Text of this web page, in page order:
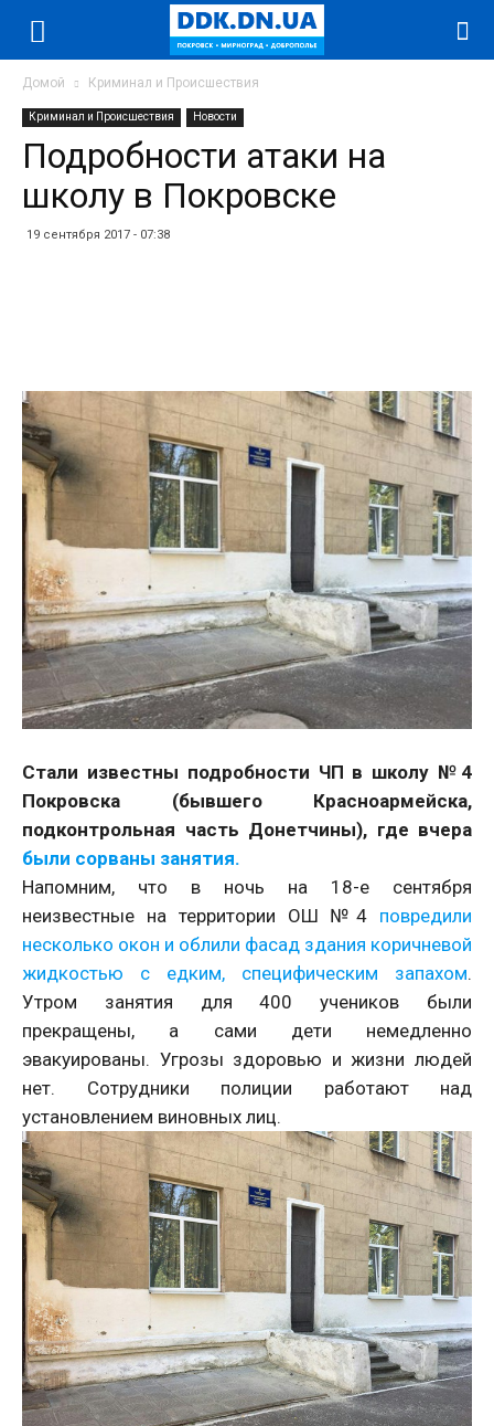
Домой Криминал и Происшествия
Криминал и Происшествия Новости
Подробности атаки на
школу в Покровске
19 сентября 2017 - 07:38
Стали известны подробности ЧП в школу №4
Покровска (бывшего Красноармейска,
подконтрольная часть Донетчины), где вчера
были сорваны занятия.
Напомним, что в ночь на 18-е сентября
неизвестные на территории ОШ №4 повредили
несколько окон и облили фасад здания коричневой
жидкостью с едким, специфическим запахом.
Утром занятия для 400 учеников были
прекращены, а сами дети немедленно
эвакуированы. Угрозы здоровью и жизни людей
нет. Сотрудники полиции работают над
установлением виновных лиц.